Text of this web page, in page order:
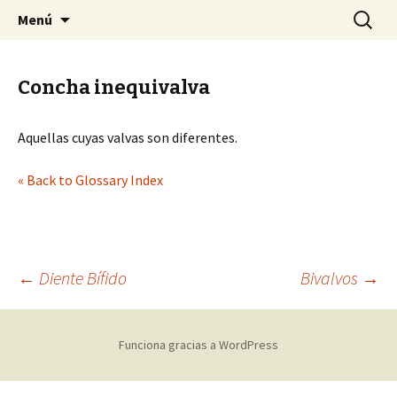
SMACH
Sociedad Malacológica de Chile
Menú Buscar:
Concha inequivalva
Aquellas cuyas valvas son diferentes.
« Back to Glossary Index
Navegación
de
← Diente Bífido Bivalvos →
Funciona gracias a WordPress